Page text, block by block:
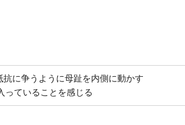
に争うように母趾を内側に動かす
っていることを感じる